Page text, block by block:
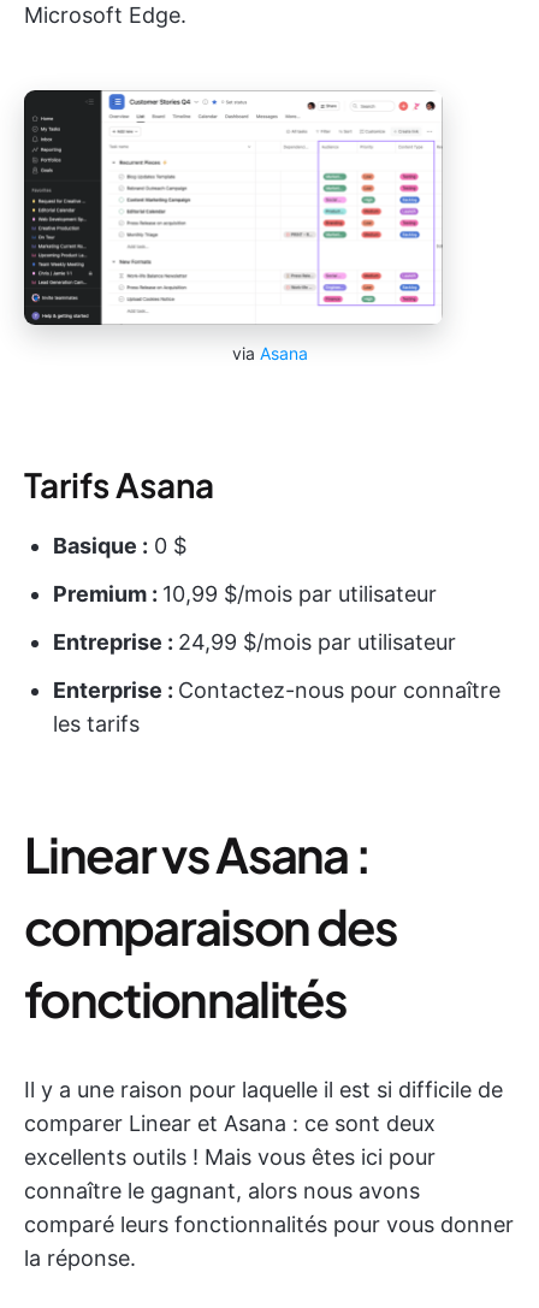
Microsoft Edge.
via Asana
Tarifs Asana
Basique : 0 $
Premium : 10,99 $/mois par utilisateur
Entreprise : 24,99 $/mois par utilisateur
Enterprise : Contactez-nous pour connaître
les tarifs
Linear vs Asana :
comparaison des
fonctionnalités
Il y a une raison pour laquelle il est si difficile de
comparer Linear et Asana : ce sont deux
excellents outils ! Mais vous êtes ici pour
connaître le gagnant, alors nous avons
comparé leurs fonctionnalités pour vous donner
la réponse.